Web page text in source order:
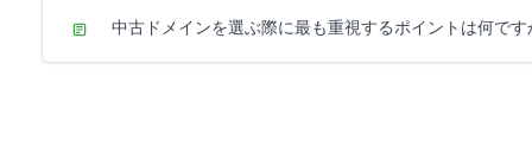
中古ドメインを選ぶ際に最も重視するポイントは何です